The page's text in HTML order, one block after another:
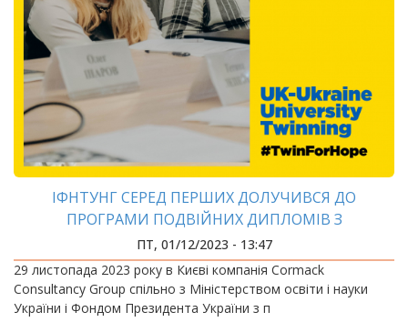
ІФНТУНГ СЕРЕД ПЕРШИХ ДОЛУЧИВСЯ ДО
ПРОГРАМИ ПОДВІЙНИХ ДИПЛОМІВ З
БРИТАНСЬКИМИ УНІВЕРСИТЕТАМИ
ПТ, 01/12/2023 - 13:47
29 листопада 2023 року в Києві компанія Cormack
Consultancy Group спільно з Міністерством освіти і науки
України і Фондом Президента України з п